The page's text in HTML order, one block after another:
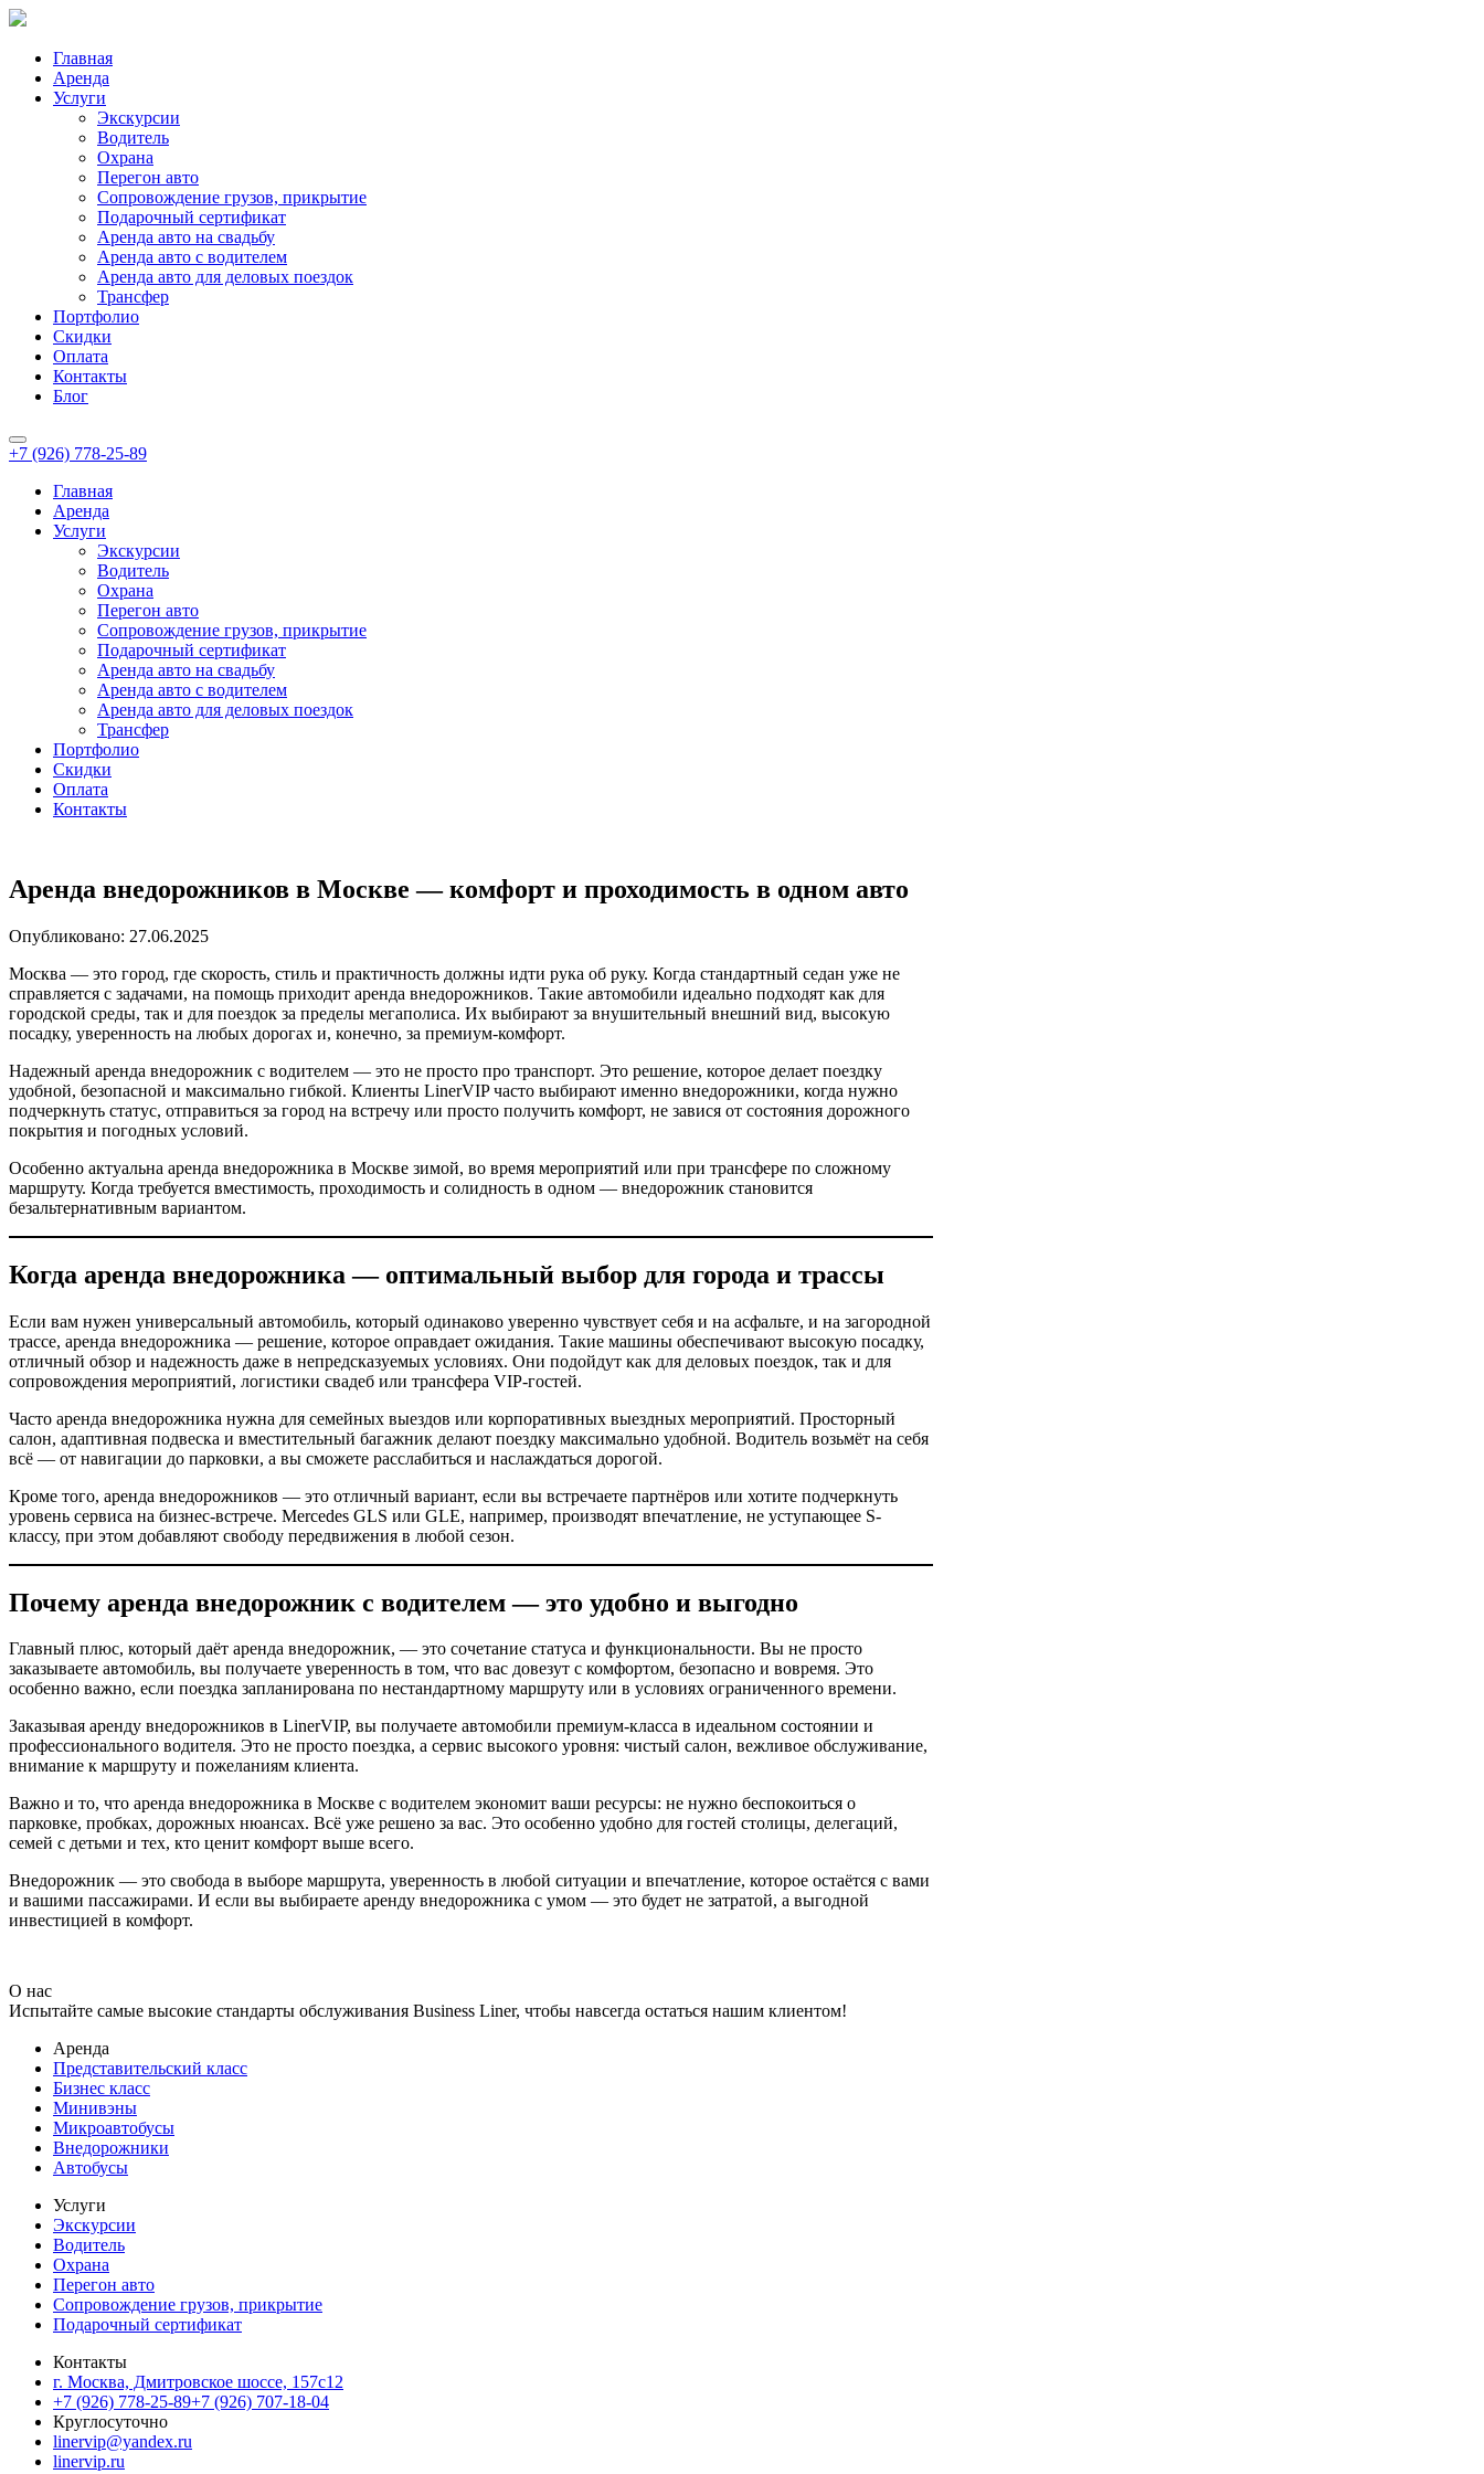
Главная
Аренда
Услуги
Экскурсии
Водитель
Охрана
Перегон авто
Сопровождение грузов, прикрытие
Подарочный сертификат
Аренда авто на свадьбу
Аренда авто с водителем
Аренда авто для деловых поездок
Трансфер
Портфолио
Скидки
Оплата
Контакты
Блог
+7 (926) 778-25-89
Главная
Аренда
Услуги
Экскурсии
Водитель
Охрана
Перегон авто
Сопровождение грузов, прикрытие
Подарочный сертификат
Аренда авто на свадьбу
Аренда авто с водителем
Аренда авто для деловых поездок
Трансфер
Портфолио
Скидки
Оплата
Контакты
Аренда внедорожников в Москве — комфорт и проходимость в одном авто
Опубликовано: 27.06.2025
Москва — это город, где скорость, стиль и практичность должны идти рука об руку. Когда стандартный седан уже не
справляется с задачами, на помощь приходит аренда внедорожников. Такие автомобили идеально подходят как для
городской среды, так и для поездок за пределы мегаполиса. Их выбирают за внушительный внешний вид, высокую
посадку, уверенность на любых дорогах и, конечно, за премиум-комфорт.
Надежный аренда внедорожник с водителем — это не просто про транспорт. Это решение, которое делает поездку
удобной, безопасной и максимально гибкой. Клиенты LinerVIP часто выбирают именно внедорожники, когда нужно
подчеркнуть статус, отправиться за город на встречу или просто получить комфорт, не завися от состояния дорожного
покрытия и погодных условий.
Особенно актуальна аренда внедорожника в Москве зимой, во время мероприятий или при трансфере по сложному
маршруту. Когда требуется вместимость, проходимость и солидность в одном — внедорожник становится
безальтернативным вариантом.
Когда аренда внедорожника — оптимальный выбор для города и трассы
Если вам нужен универсальный автомобиль, который одинаково уверенно чувствует себя и на асфальте, и на загородной
трассе, аренда внедорожника — решение, которое оправдает ожидания. Такие машины обеспечивают высокую посадку,
отличный обзор и надежность даже в непредсказуемых условиях. Они подойдут как для деловых поездок, так и для
сопровождения мероприятий, логистики свадеб или трансфера VIP-гостей.
Часто аренда внедорожника нужна для семейных выездов или корпоративных выездных мероприятий. Просторный
салон, адаптивная подвеска и вместительный багажник делают поездку максимально удобной. Водитель возьмёт на себя
всё — от навигации до парковки, а вы сможете расслабиться и наслаждаться дорогой.
Кроме того, аренда внедорожников — это отличный вариант, если вы встречаете партнёров или хотите подчеркнуть
уровень сервиса на бизнес-встрече. Mercedes GLS или GLE, например, производят впечатление, не уступающее S-
классу, при этом добавляют свободу передвижения в любой сезон.
Почему аренда внедорожник с водителем — это удобно и выгодно
Главный плюс, который даёт аренда внедорожник, — это сочетание статуса и функциональности. Вы не просто
заказываете автомобиль, вы получаете уверенность в том, что вас довезут с комфортом, безопасно и вовремя. Это
особенно важно, если поездка запланирована по нестандартному маршруту или в условиях ограниченного времени.
Заказывая аренду внедорожников в LinerVIP, вы получаете автомобили премиум-класса в идеальном состоянии и
профессионального водителя. Это не просто поездка, а сервис высокого уровня: чистый салон, вежливое обслуживание,
внимание к маршруту и пожеланиям клиента.
Важно и то, что аренда внедорожника в Москве с водителем экономит ваши ресурсы: не нужно беспокоиться о
парковке, пробках, дорожных нюансах. Всё уже решено за вас. Это особенно удобно для гостей столицы, делегаций,
семей с детьми и тех, кто ценит комфорт выше всего.
Внедорожник — это свобода в выборе маршрута, уверенность в любой ситуации и впечатление, которое остаётся с вами
и вашими пассажирами. И если вы выбираете аренду внедорожника с умом — это будет не затратой, а выгодной
инвестицией в комфорт.
О нас
Испытайте самые высокие стандарты обслуживания Business Liner, чтобы навсегда остаться нашим клиентом!
Аренда
Представительский класс
Бизнес класс
Минивэны
Микроавтобусы
Внедорожники
Автобусы
Услуги
Экскурсии
Водитель
Охрана
Перегон авто
Сопровождение грузов, прикрытие
Подарочный сертификат
Контакты
г. Москва, Дмитровское шоссе, 157c12
+7 (926) 778-25-89+7 (926) 707-18-04
Круглосуточно
linervip@yandex.ru
linervip.ru